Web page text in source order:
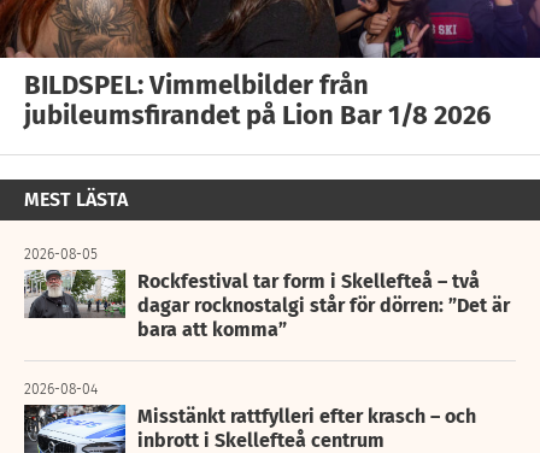
BILDSPEL: Vimmelbilder från
jubileumsfirandet på Lion Bar 1/8 2026
MEST LÄSTA
2026-08-05
Rockfestival tar form i Skellefteå – två
dagar rocknostalgi står för dörren: ”Det är
bara att komma”
2026-08-04
Misstänkt rattfylleri efter krasch – och
inbrott i Skellefteå centrum